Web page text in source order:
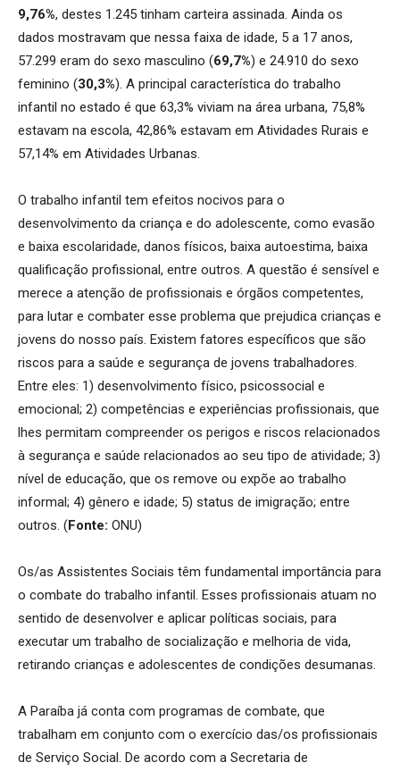
9,76%, destes 1.245 tinham carteira assinada. Ainda os
dados mostravam que nessa faixa de idade, 5 a 17 anos,
57.299 eram do sexo masculino (69,7%) e 24.910 do sexo
feminino (30,3%). A principal característica do trabalho
infantil no estado é que 63,3% viviam na área urbana, 75,8%
estavam na escola, 42,86% estavam em Atividades Rurais e
57,14% em Atividades Urbanas.
O trabalho infantil tem efeitos nocivos para o
desenvolvimento da criança e do adolescente, como evasão
e baixa escolaridade, danos físicos, baixa autoestima, baixa
qualificação profissional, entre outros. A questão é sensível e
merece a atenção de profissionais e órgãos competentes,
para lutar e combater esse problema que prejudica crianças e
jovens do nosso país. Existem fatores específicos que são
riscos para a saúde e segurança de jovens trabalhadores.
Entre eles: 1) desenvolvimento físico, psicossocial e
emocional; 2) competências e experiências profissionais, que
lhes permitam compreender os perigos e riscos relacionados
à segurança e saúde relacionados ao seu tipo de atividade; 3)
nível de educação, que os remove ou expõe ao trabalho
informal; 4) gênero e idade; 5) status de imigração; entre
outros. (Fonte: ONU)
Os/as Assistentes Sociais têm fundamental importância para
o combate do trabalho infantil. Esses profissionais atuam no
sentido de desenvolver e aplicar políticas sociais, para
executar um trabalho de socialização e melhoria de vida,
retirando crianças e adolescentes de condições desumanas.
A Paraíba já conta com programas de combate, que
trabalham em conjunto com o exercício das/os profissionais
de Serviço Social. De acordo com a Secretaria de